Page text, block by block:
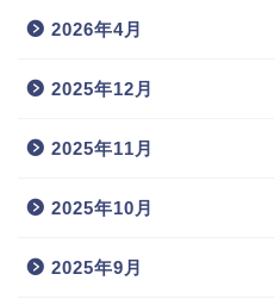
2026年4月
2025年12月
2025年11月
2025年10月
2025年9月